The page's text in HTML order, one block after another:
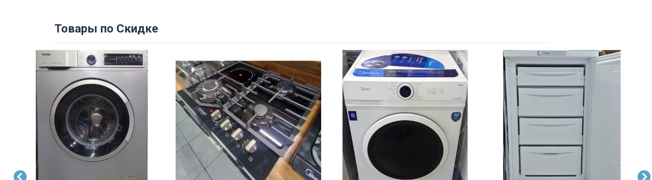
Товары по Скидке